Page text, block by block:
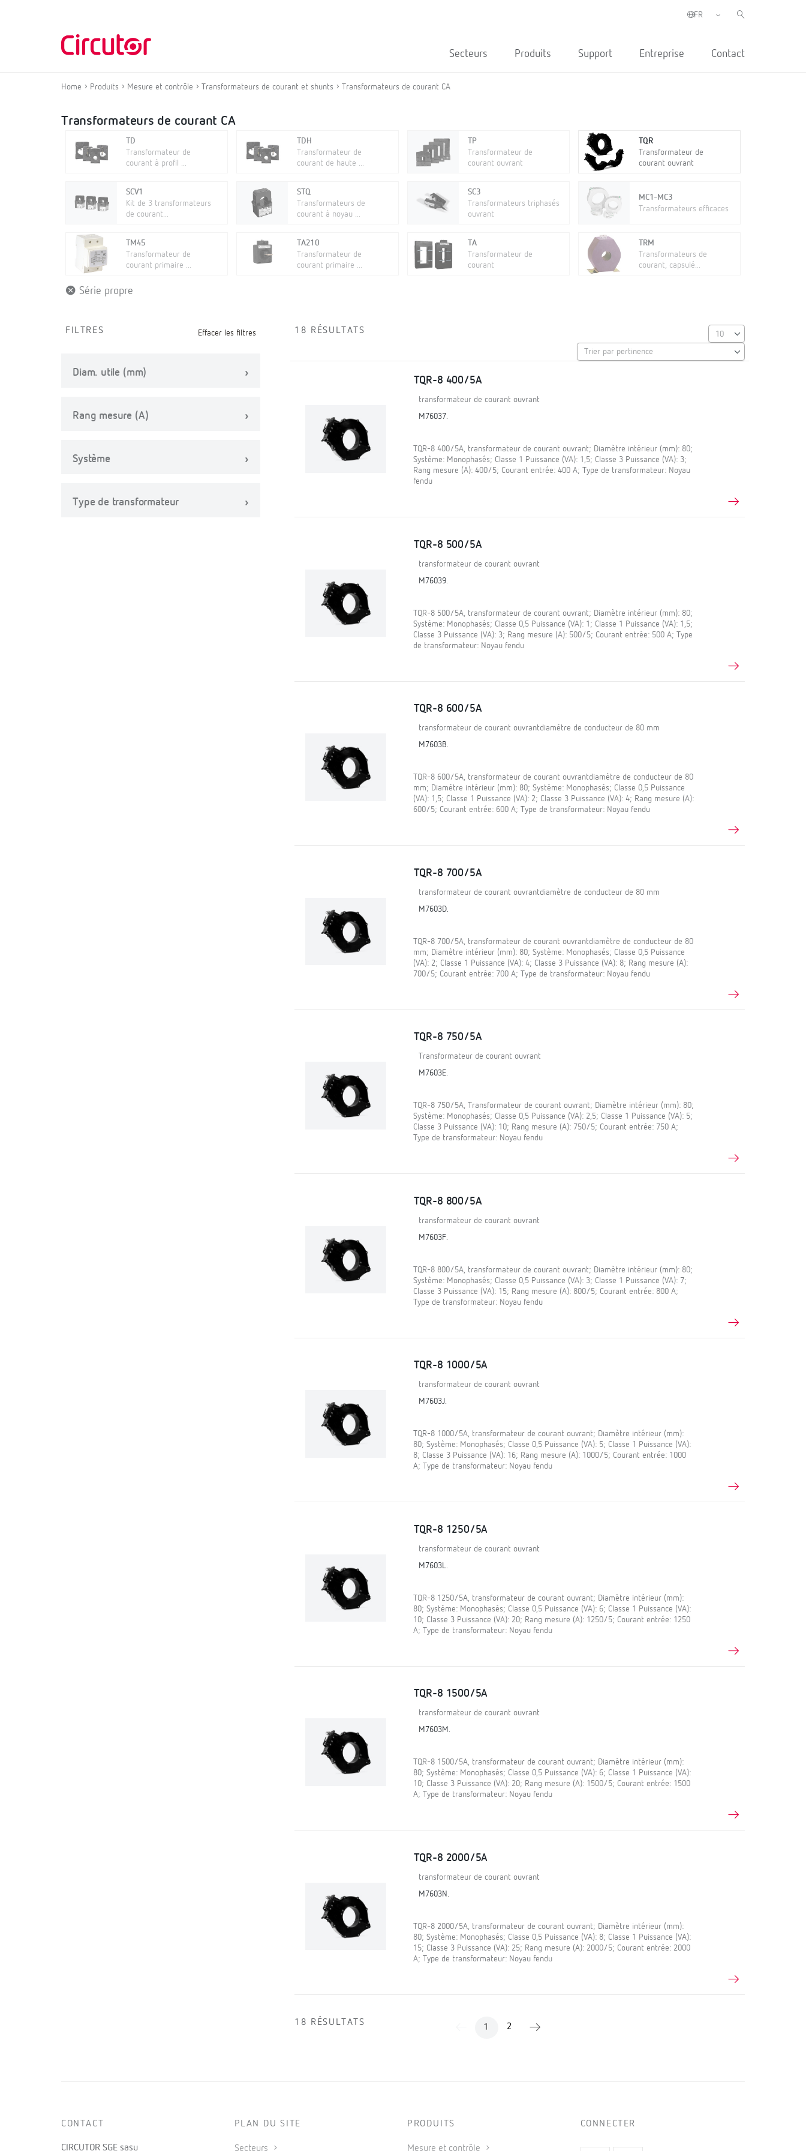
Secteurs Produits Support Entreprise Contact
Home Produits Mesure et contrôle Transformateurs de courant et shunts Transformateurs de courant CA
Transformateurs de courant CA
TD
Transformateur de
courant à profil ...
TDH
Transformateur de
courant de haute ...
TP
Transformateur de
courant ouvrant
TQR
Transformateur de
courant ouvrant
SCV1
Kit de 3 transformateurs
de courant...
STQ
Transformateurs de
courant à noyau ...
SC3
Transformateurs triphasés
ouvrant
MC1-MC3
Transformateurs efficaces
TM45
Transformateur de
courant primaire ...
TA210
Transformateur de
courant primaire ...
TA
Transformateur de
courant
TRM
Transformateurs de
courant, capsulé...
Série propre
FILTRES Effacer les filtres
Diam. utile (mm)
Rang mesure (A)
Système
Type de transformateur
18 RÉSULTATS
TQR-8 400/5A
transformateur de courant ouvrant
M76037.
TQR-8 400/5A, transformateur de courant ouvrant; Diamètre intérieur (mm): 80;
Système: Monophasés; Classe 1 Puissance (VA): 1,5; Classe 3 Puissance (VA): 3;
Rang mesure (A): 400/5; Courant entrée: 400 A; Type de transformateur: Noyau
fendu
TQR-8 500/5A
transformateur de courant ouvrant
M76039.
TQR-8 500/5A, transformateur de courant ouvrant; Diamètre intérieur (mm): 80;
Système: Monophasés; Classe 0,5 Puissance (VA): 1; Classe 1 Puissance (VA): 1,5;
Classe 3 Puissance (VA): 3; Rang mesure (A): 500/5; Courant entrée: 500 A; Type
de transformateur: Noyau fendu
TQR-8 600/5A
transformateur de courant ouvrantdiamètre de conducteur de 80 mm
M7603B.
TQR-8 600/5A, transformateur de courant ouvrantdiamètre de conducteur de 80
mm; Diamètre intérieur (mm): 80; Système: Monophasés; Classe 0,5 Puissance
(VA): 1,5; Classe 1 Puissance (VA): 2; Classe 3 Puissance (VA): 4; Rang mesure (A):
600/5; Courant entrée: 600 A; Type de transformateur: Noyau fendu
TQR-8 700/5A
transformateur de courant ouvrantdiamètre de conducteur de 80 mm
M7603D.
TQR-8 700/5A, transformateur de courant ouvrantdiamètre de conducteur de 80
mm; Diamètre intérieur (mm): 80; Système: Monophasés; Classe 0,5 Puissance
(VA): 2; Classe 1 Puissance (VA): 4; Classe 3 Puissance (VA): 8; Rang mesure (A):
700/5; Courant entrée: 700 A; Type de transformateur: Noyau fendu
TQR-8 750/5A
Transformateur de courant ouvrant
M7603E.
TQR-8 750/5A, Transformateur de courant ouvrant; Diamètre intérieur (mm): 80;
Système: Monophasés; Classe 0,5 Puissance (VA): 2,5; Classe 1 Puissance (VA): 5;
Classe 3 Puissance (VA): 10; Rang mesure (A): 750/5; Courant entrée: 750 A;
Type de transformateur: Noyau fendu
TQR-8 800/5A
transformateur de courant ouvrant
M7603F.
TQR-8 800/5A, transformateur de courant ouvrant; Diamètre intérieur (mm): 80;
Système: Monophasés; Classe 0,5 Puissance (VA): 3; Classe 1 Puissance (VA): 7;
Classe 3 Puissance (VA): 15; Rang mesure (A): 800/5; Courant entrée: 800 A;
Type de transformateur: Noyau fendu
TQR-8 1000/5A
transformateur de courant ouvrant
M7603J.
TQR-8 1000/5A, transformateur de courant ouvrant; Diamètre intérieur (mm):
80; Système: Monophasés; Classe 0,5 Puissance (VA): 5; Classe 1 Puissance (VA):
8; Classe 3 Puissance (VA): 16; Rang mesure (A): 1000/5; Courant entrée: 1000
A; Type de transformateur: Noyau fendu
TQR-8 1250/5A
transformateur de courant ouvrant
M7603L.
TQR-8 1250/5A, transformateur de courant ouvrant; Diamètre intérieur (mm):
80; Système: Monophasés; Classe 0,5 Puissance (VA): 6; Classe 1 Puissance (VA):
10; Classe 3 Puissance (VA): 20; Rang mesure (A): 1250/5; Courant entrée: 1250
A; Type de transformateur: Noyau fendu
TQR-8 1500/5A
transformateur de courant ouvrant
M7603M.
TQR-8 1500/5A, transformateur de courant ouvrant; Diamètre intérieur (mm):
80; Système: Monophasés; Classe 0,5 Puissance (VA): 6; Classe 1 Puissance (VA):
10; Classe 3 Puissance (VA): 20; Rang mesure (A): 1500/5; Courant entrée: 1500
A; Type de transformateur: Noyau fendu
TQR-8 2000/5A
transformateur de courant ouvrant
M7603N.
TQR-8 2000/5A, transformateur de courant ouvrant; Diamètre intérieur (mm):
80; Système: Monophasés; Classe 0,5 Puissance (VA): 8; Classe 1 Puissance (VA):
15; Classe 3 Puissance (VA): 25; Rang mesure (A): 2000/5; Courant entrée: 2000
A; Type de transformateur: Noyau fendu
18 RÉSULTATS
1 2
CONTACT
CIRCUTOR SGE sasu
PLAN DU SITE
Secteurs
PRODUITS
Mesure et contrôle
CONNECTER